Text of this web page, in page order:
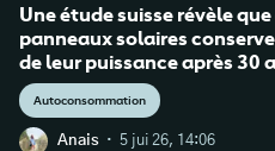
Une étude suisse révèle
panneaux solaires
de leur puissance après 30
Autoconsommation
Anais · 5 jui 26, 14:06